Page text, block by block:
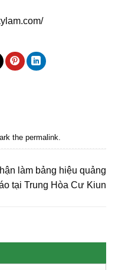
the permalink.
làm bảng hiệu quảng
tại Trung Hòa Cư Kiun